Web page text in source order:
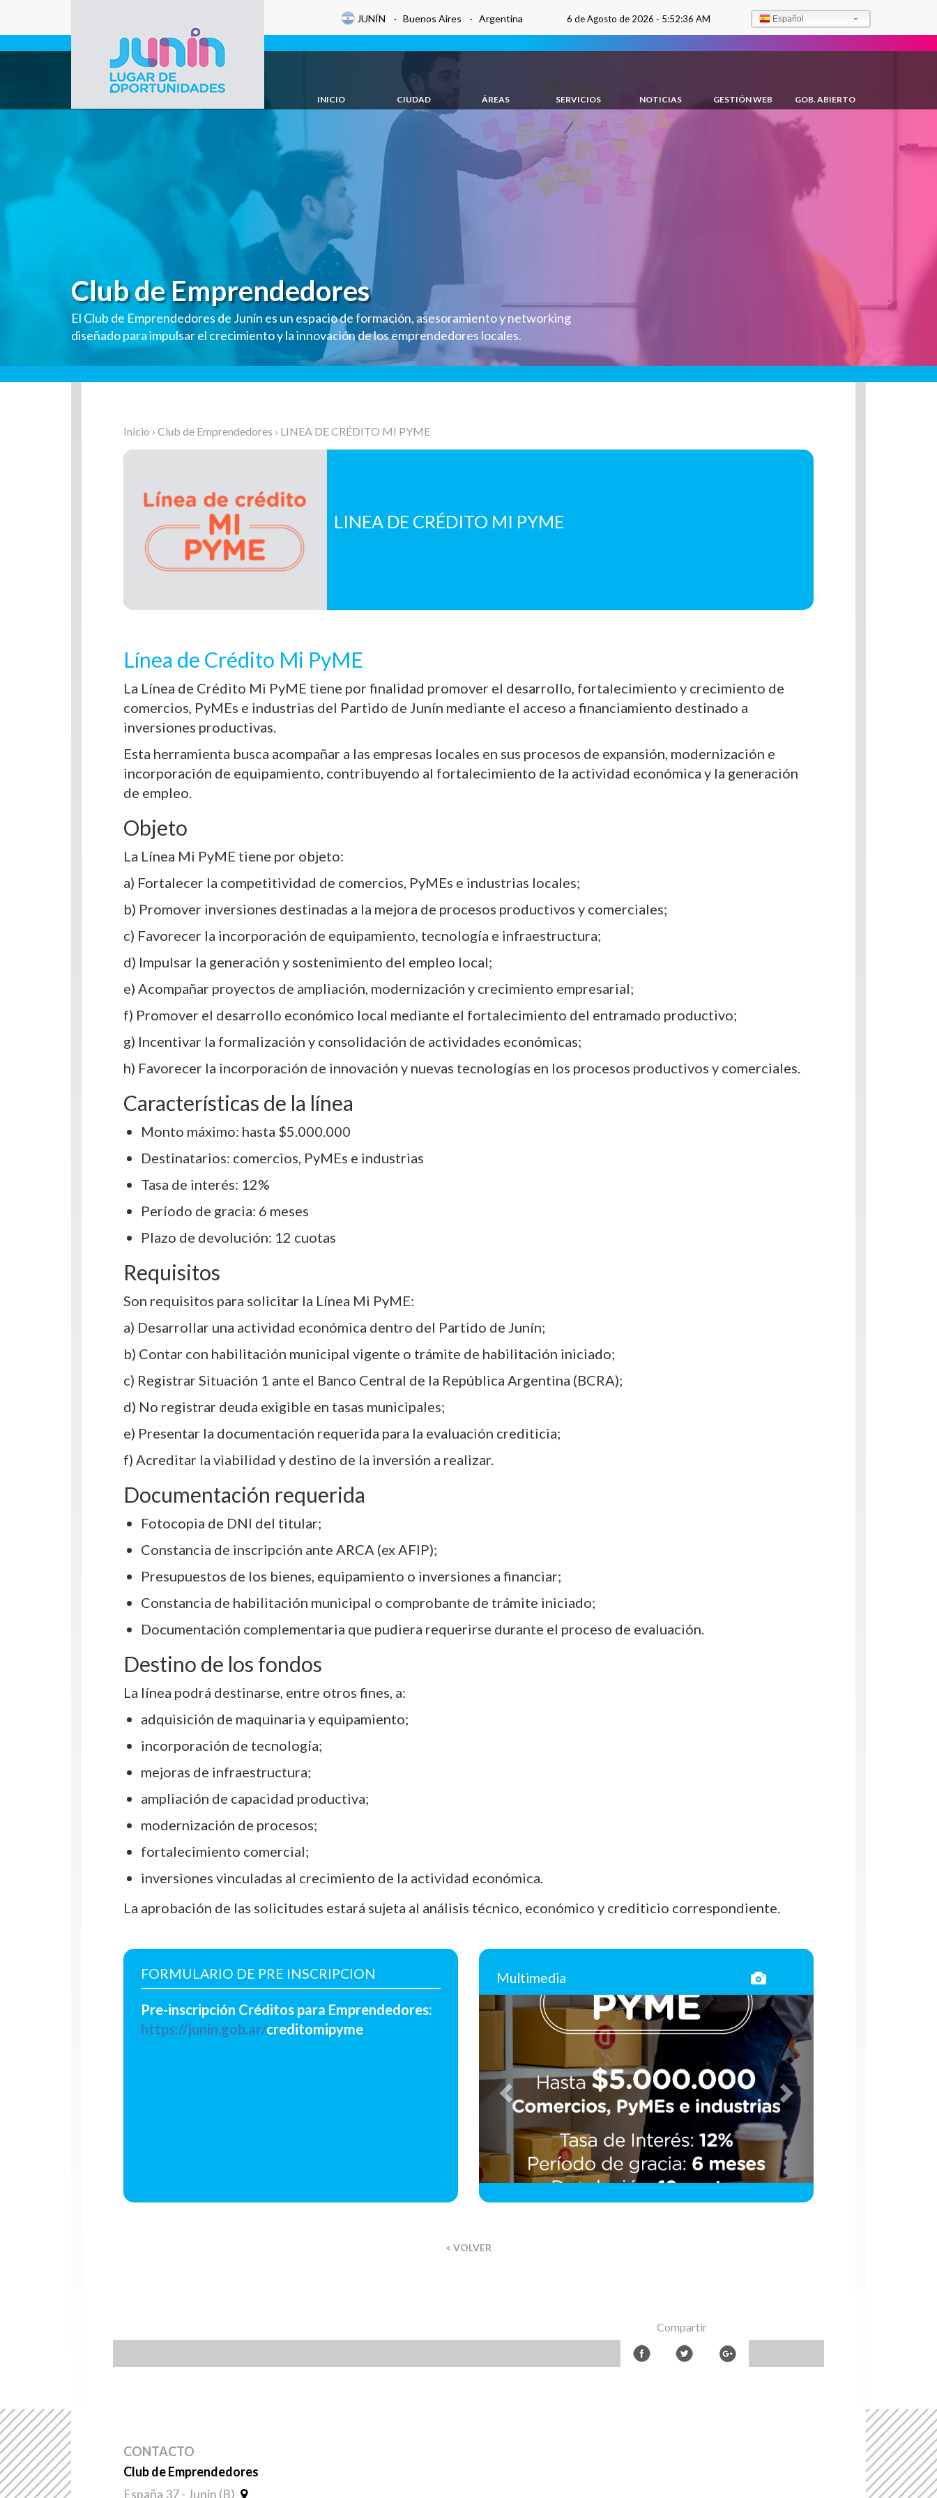
Gobierno de
Junín
JUNÍN · Buenos Aires · Argentina 6 de Agosto de 2026 - 5:52:37 AM Español
INICIO CIUDAD ÁREAS SERVICIOS NOTICIAS GESTIÓN WEB GOB. ABIERTO
Club de Emprendedores
El Club de Emprendedores de Junín es un espacio de formación, asesoramiento y networking
diseñado para impulsar el crecimiento y la innovación de los emprendedores locales.
Inicio › Club de Emprendedores › LINEA DE CRÉDITO MI PYME
LINEA DE CRÉDITO MI PYME
Línea de Crédito Mi PyME
La Línea de Crédito Mi PyME tiene por finalidad promover el desarrollo, fortalecimiento y crecimiento de
comercios, PyMEs e industrias del Partido de Junín mediante el acceso a financiamiento destinado a
inversiones productivas.
Esta herramienta busca acompañar a las empresas locales en sus procesos de expansión, modernización e
incorporación de equipamiento, contribuyendo al fortalecimiento de la actividad económica y la generación
de empleo.
Objeto
La Línea Mi PyME tiene por objeto:
a) Fortalecer la competitividad de comercios, PyMEs e industrias locales;
b) Promover inversiones destinadas a la mejora de procesos productivos y comerciales;
c) Favorecer la incorporación de equipamiento, tecnología e infraestructura;
d) Impulsar la generación y sostenimiento del empleo local;
e) Acompañar proyectos de ampliación, modernización y crecimiento empresarial;
f) Promover el desarrollo económico local mediante el fortalecimiento del entramado productivo;
g) Incentivar la formalización y consolidación de actividades económicas;
h) Favorecer la incorporación de innovación y nuevas tecnologías en los procesos productivos y comerciales.
Características de la línea
Monto máximo: hasta $5.000.000
Destinatarios: comercios, PyMEs e industrias
Tasa de interés: 12%
Período de gracia: 6 meses
Plazo de devolución: 12 cuotas
Requisitos
Son requisitos para solicitar la Línea Mi PyME:
a) Desarrollar una actividad económica dentro del Partido de Junín;
b) Contar con habilitación municipal vigente o trámite de habilitación iniciado;
c) Registrar Situación 1 ante el Banco Central de la República Argentina (BCRA);
d) No registrar deuda exigible en tasas municipales;
e) Presentar la documentación requerida para la evaluación crediticia;
f) Acreditar la viabilidad y destino de la inversión a realizar.
Documentación requerida
Fotocopia de DNI del titular;
Constancia de inscripción ante ARCA (ex AFIP);
Presupuestos de los bienes, equipamiento o inversiones a financiar;
Constancia de habilitación municipal o comprobante de trámite iniciado;
Documentación complementaria que pudiera requerirse durante el proceso de evaluación.
Destino de los fondos
La línea podrá destinarse, entre otros fines, a:
adquisición de maquinaria y equipamiento;
incorporación de tecnología;
mejoras de infraestructura;
ampliación de capacidad productiva;
modernización de procesos;
fortalecimiento comercial;
inversiones vinculadas al crecimiento de la actividad económica.
La aprobación de las solicitudes estará sujeta al análisis técnico, económico y crediticio correspondiente.
FORMULARIO DE PRE INSCRIPCION
Pre-inscripción Créditos para Emprendedores:
https://junin.gob.ar/creditomipyme
Multimedia
Anterior Siguiente
< VOLVER
Compartir
CONTACTO
Club de Emprendedores
España 37 - Junín (B)